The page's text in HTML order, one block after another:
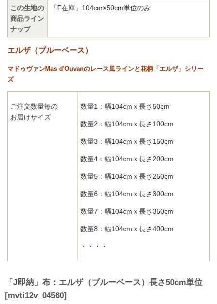
この生地の
商品ライン
ナップ
「F在庫」104cm×50cm単位のみ
エルザ（ブルーベース）
マドゥヴァンMas d'Ouvanのレース風ラインと花柄「エルザ」シリー
ズ
ご注文数量毎の
お届けサイズ
数量1：幅104cmｘ長さ50cm
数量2：幅104cmｘ長さ100cm
数量3：幅104cmｘ長さ150cm
数量4：幅104cmｘ長さ200cm
数量5：幅104cmｘ長さ250cm
数量6：幅104cmｘ長さ300cm
数量7：幅104cmｘ長さ350cm
数量8：幅104cmｘ長さ400cm
・・・・
「J即納」布：エルザ（ブルーベース）長さ50cm単位
[mvti12v_04560]